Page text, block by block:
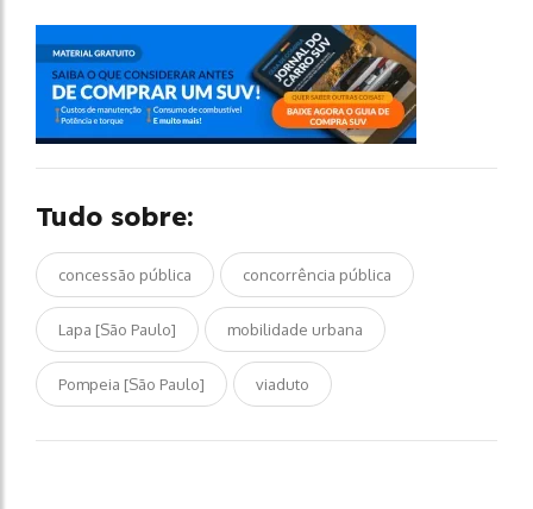
Tudo sobre:
concessão pública concorrência pública
Lapa [São Paulo] mobilidade urbana
Pompeia [São Paulo] viaduto